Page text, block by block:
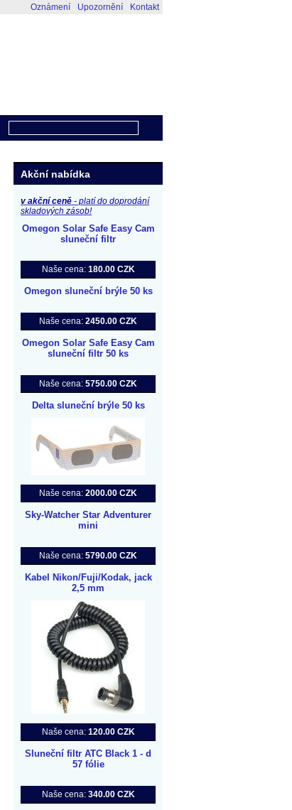
Oznámení Upozornění Kontakt
Akční nabídka
v akční ceně - platí do doprodání
skladových zásob!
Omegon Solar Safe Easy Cam
sluneční filtr
Naše cena: 180.00 CZK
Omegon sluneční brýle 50 ks
Naše cena: 2450.00 CZK
Omegon Solar Safe Easy Cam
sluneční filtr 50 ks
Naše cena: 5750.00 CZK
Delta sluneční brýle 50 ks
Naše cena: 2000.00 CZK
Sky-Watcher Star Adventurer
mini
Naše cena: 5790.00 CZK
Kabel Nikon/Fuji/Kodak, jack
2,5 mm
Naše cena: 120.00 CZK
Sluneční filtr ATC Black 1 - d
57 fólie
Naše cena: 340.00 CZK